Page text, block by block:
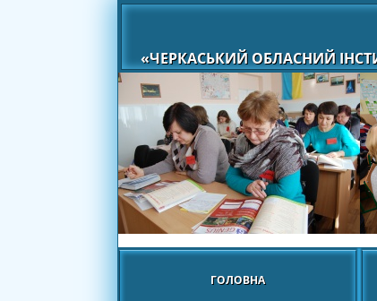
«ЧЕРКАСЬКИЙ ОБЛАСНИЙ
ГОЛОВНА